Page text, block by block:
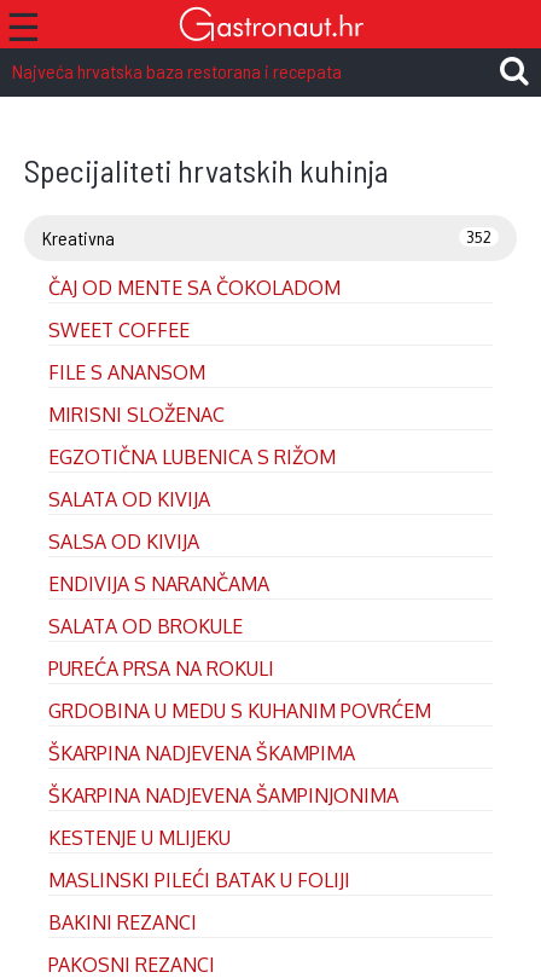
☰
Najveća hrvatska baza restorana i recepata
Specijaliteti hrvatskih kuhinja
Kreativna 352
ČAJ OD MENTE SA ČOKOLADOM
SWEET COFFEE
FILE S ANANSOM
MIRISNI SLOŽENAC
EGZOTIČNA LUBENICA S RIŽOM
SALATA OD KIVIJA
SALSA OD KIVIJA
ENDIVIJA S NARANČAMA
SALATA OD BROKULE
PUREĆA PRSA NA ROKULI
GRDOBINA U MEDU S KUHANIM POVRĆEM
ŠKARPINA NADJEVENA ŠKAMPIMA
ŠKARPINA NADJEVENA ŠAMPINJONIMA
KESTENJE U MLIJEKU
MASLINSKI PILEĆI BATAK U FOLIJI
BAKINI REZANCI
PAKOSNI REZANCI